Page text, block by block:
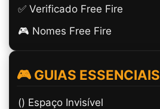
✅ Verificado Free Fire
🎮 Nomes Free Fire
🎮 GUIAS ESSENCIAIS
(ㅤ) Espaço Invisível